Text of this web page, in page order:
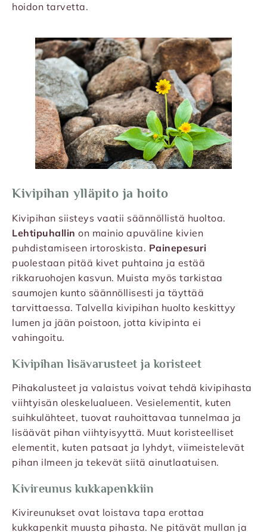
hoidon tarvetta.
Kivipihan ylläpito ja hoito
Kivipihan siisteys vaatii säännöllistä huoltoa.
Lehtipuhallin on mainio apuväline kivien
puhdistamiseen irtoroskista. Painepesuri
puolestaan pitää kivet puhtaina ja estää
rikkaruohojen kasvun. Muista myös tarkistaa
saumojen kunto säännöllisesti ja täyttää
tarvittaessa. Talvella kivipihan huolto keskittyy
lumen ja jään poistoon, jotta kivipinta ei
vahingoitu.
Kivipihan lisävarusteet ja koristeet
Pihakalusteet ja valaistus voivat tehdä kivipihasta
viihtyisän oleskelualueen. Vesielementit, kuten
suihkulähteet, tuovat rauhoittavaa tunnelmaa ja
lisäävät pihan viihtyisyyttä. Muut koristeelliset
elementit, kuten patsaat ja lyhdyt, viimeistelevät
pihan ilmeen ja tekevät siitä ainutlaatuisen.
Kivireunus kukkapenkkiin
Kivireunukset ovat loistava tapa erottaa
kukkapenkit muusta pihasta. Ne pitävät mullan ja